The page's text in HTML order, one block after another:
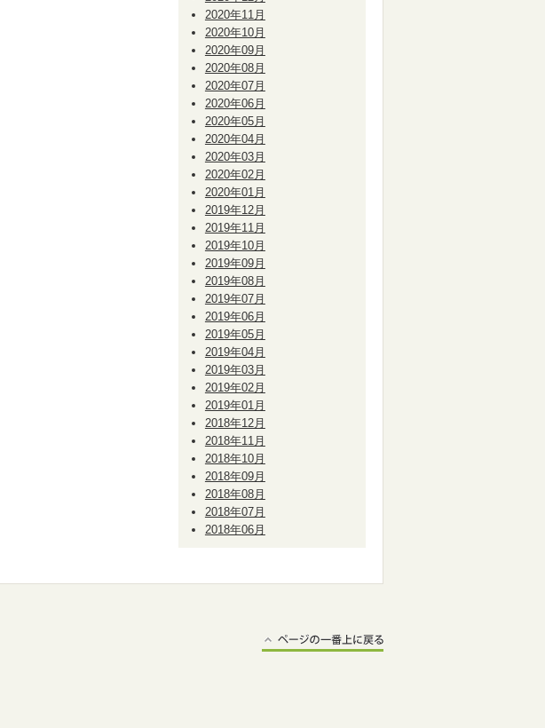
2020年11月
2020年10月
2020年09月
2020年08月
2020年07月
2020年06月
2020年05月
2020年04月
2020年03月
2020年02月
2020年01月
2019年12月
2019年11月
2019年10月
2019年09月
2019年08月
2019年07月
2019年06月
2019年05月
2019年04月
2019年03月
2019年02月
2019年01月
2018年12月
2018年11月
2018年10月
2018年09月
2018年08月
2018年07月
2018年06月